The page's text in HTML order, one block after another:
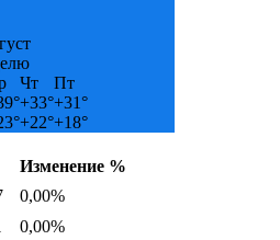
Чт
Пт
+33°+31°
+22°+18°
Изменение %
0,00%
0,00%